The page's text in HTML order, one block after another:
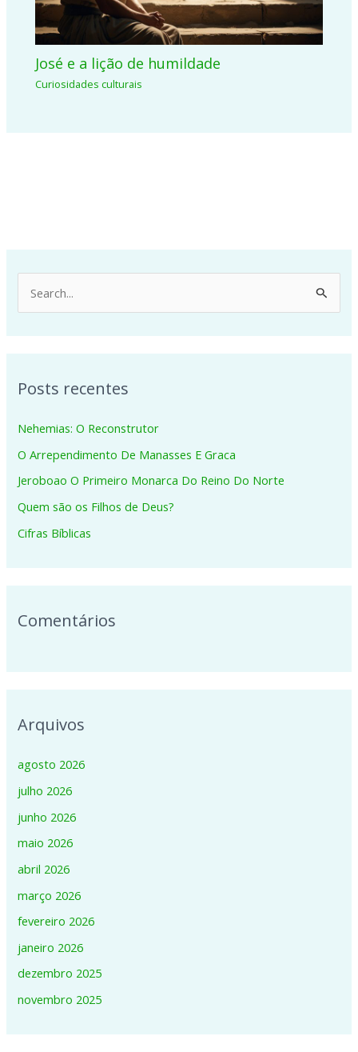
José e a lição de humildade
Curiosidades culturais
e
u
s
a
r
p
o
Posts recentes
Nehemias: O Reconstrutor
O Arrependimento De Manasses E Graca
Jeroboao O Primeiro Monarca Do Reino Do Norte
Quem são os Filhos de Deus?
Cifras Bíblicas
Comentários
Arquivos
agosto 2026
julho 2026
junho 2026
maio 2026
abril 2026
março 2026
fevereiro 2026
janeiro 2026
dezembro 2025
novembro 2025